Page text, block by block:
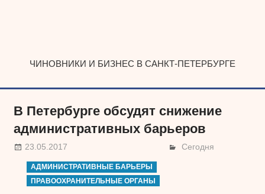
ЧИНОВНИКИ И БИЗНЕС В САНКТ-ПЕТЕРБУРГЕ
В Петербурге обсудят снижение
административных барьеров
23.05.2017 Сегодня
АДМИНИСТРАТИВНЫЕ БАРЬЕРЫ
ПРАВООХРАНИТЕЛЬНЫЕ ОРГАНЫ